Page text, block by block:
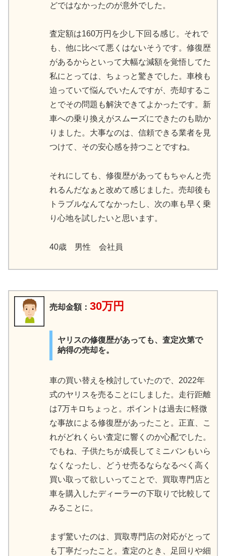
どではなかったのが意外でした。
査定額は160万円を少し下回る感じ。それで
も、他に比べて悪くはないそうです。修復歴
があるからといって大幅な減額を覚悟してた
私にとっては、ちょっと驚きでした。車検も
迫っていて悩んでいたんですが、売却するこ
とでその問題も解決できてよかったです。新
車への乗り換えがスムーズにできたのも助か
りました。大事なのは、信頼できる業者を見
つけて、その安心感を持つことですね。
それにしても、修復歴があってもちゃんと売
れるんだなぁと改めて感じました。売却後も
トラブルなんてなかったし、次の車も早く乗
り心地を試したいと思います。
40歳 男性 会社員
売却金額： 30万円
ヤリスの修復歴があっても、査定次第で
納得の売却を。
車の買い替えを検討していたので、2022年
式のヤリスを売ることにしました。走行距離
は7万キロちょっと。ポイントは過去に軽微
な事故による修復歴があったこと。正直、こ
れがどれくらい査定に響くのか心配でした。
でもね、子供たちが成長してミニバンもいら
なくなったし、どうせ売るならなるべく高く
買い取って欲しいってことで、買取専門店と
車を購入したディーラーの下取りで比較して
みることに。
まず驚いたのは、買取専門店の対応がとって
も丁寧だったこと。査定のとき、足回りや細